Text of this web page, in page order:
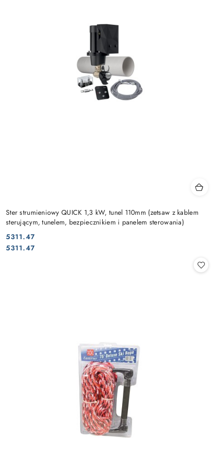
Ster strumieniowy QUICK 1,3 kW, tunel 110mm (zetsaw z kablem
sterującym, tunelem, bezpiecznikiem i panelem sterowania)
Cena:
5311.47
Cena:
5311.47